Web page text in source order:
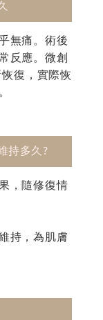
無痛。術後
反應。微創
復，實際恢
持多久?
，隨修復情
持，為肌膚